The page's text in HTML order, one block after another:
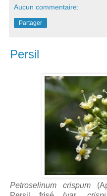
Aucun commentaire:
Partager
Persil
Petroselinum crispum